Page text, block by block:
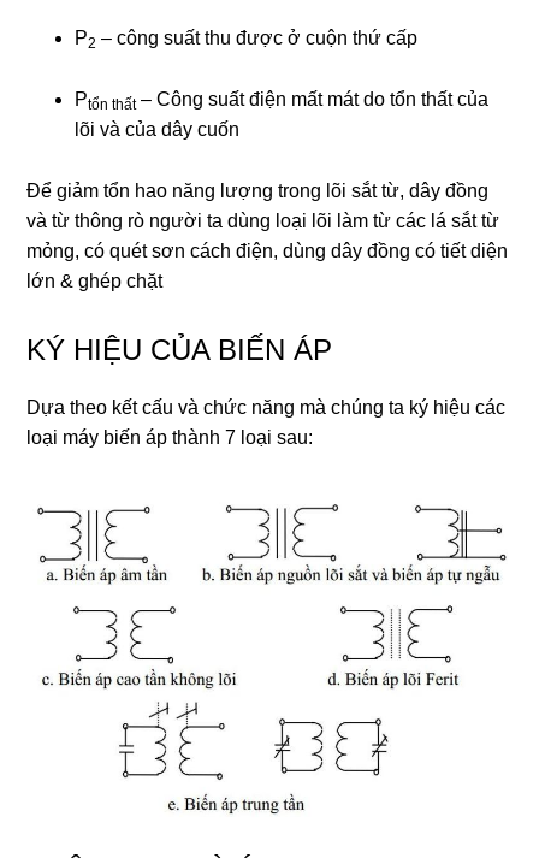
P2 – công suất thu được ở cuộn thứ cấp
Ptổn thất– Công suất điện mất mát do tổn thất của
lõi và của dây cuốn
Để giảm tổn hao năng lượng trong lõi sắt từ, dây đồng
và từ thông rò người ta dùng loại lõi làm từ các lá sắt từ
mỏng, có quét sơn cách điện, dùng dây đồng có tiết diện
lớn & ghép chặt
KÝ HIỆU CỦA BIẾN ÁP
Dựa theo kết cấu và chức năng mà chúng ta ký hiệu các
loại máy biến áp thành 7 loại sau: